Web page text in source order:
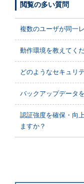
閲覧の多い質問
複数のユーザが同一
動作環境を教えてく
どのようなセキュリ
バックアップデータ
認証強度を確保・向
ますか？